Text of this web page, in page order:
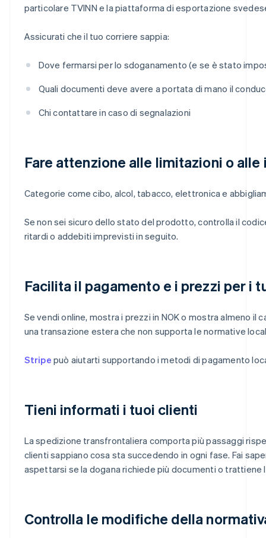
particolare TVINN e la piattaforma di esportazione
Assicurati che il tuo corriere sappia:
Dove fermarsi per lo sdoganamento (e se è stato
Quali documenti deve avere a portata di mano il
Chi contattare in caso di segnalazioni
Fare attenzione alle limitazioni o
Categorie come cibo, alcol, tabacco, elettronica e
Se non sei sicuro dello stato del prodotto, controlla il
ritardi o addebiti imprevisti in seguito.
Facilita il pagamento e i prezzi per i
Se vendi online, mostra i prezzi in NOK o mostra almeno
una transazione estera che non supporta le normative
Stripe può aiutarti supportando i metodi di pagamento
Tieni informati i tuoi clienti
La spedizione transfrontaliera comporta più passaggi
clienti sappiano cosa sta succedendo in ogni fase. Fai
aspettarsi se la dogana richiede più documenti o trattiene
Controlla le modifiche della